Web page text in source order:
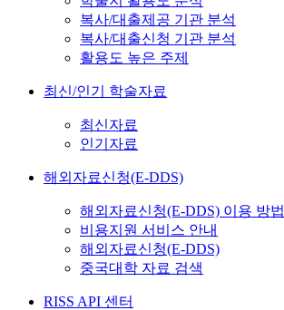
복사/대출제공 기관 분석
복사/대출신청 기관 분석
활용도 높은 주제
최신/인기 학술자료
최신자료
인기자료
해외자료신청(E-DDS)
해외자료신청(E-DDS) 이용 방법
비용지원 서비스 안내
해외자료신청(E-DDS)
중국대학 자료 검색
RISS API 센터